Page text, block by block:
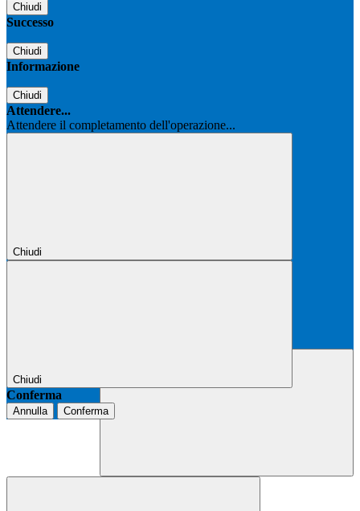
Chiudi
Successo
Chiudi
Informazione
Chiudi
Attendere...
Attendere il completamento dell'operazione...
Chiudi
Chiudi
Conferma
Annulla Conferma